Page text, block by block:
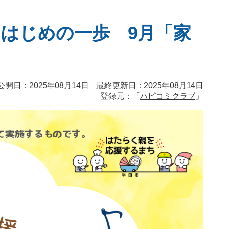
じめの一歩 9月「家
開日：2025年08月14日 最終更新日：2025年08月14日
登録元：「 ハピコミクラブ 」